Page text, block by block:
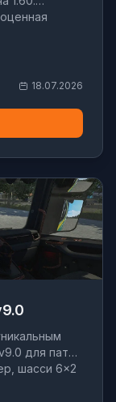
18.07.2026
для патча
шасси 6×2